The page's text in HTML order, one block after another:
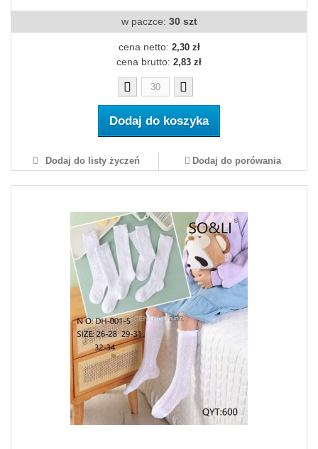
w paczce: 30 szt
cena netto: 2,30 zł
cena brutto: 2,83 zł
Dodaj do koszyka
Dodaj do listy życzeń Dodaj do porówania